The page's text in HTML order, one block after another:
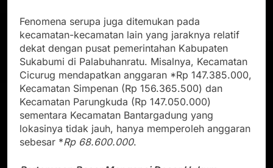
Fenomena serupa juga ditemukan pada
kecamatan-kecamatan lain yang jaraknya relatif
dekat dengan pusat pemerintahan Kabupaten
Sukabumi di Palabuhanratu. Misalnya, Kecamatan
Cicurug mendapatkan anggaran *Rp 147.385.000,
Kecamatan Simpenan (Rp 156.365.500) dan
Kecamatan Parungkuda (Rp 147.050.000)
sementara Kecamatan Bantargadung yang
lokasinya tidak jauh, hanya memperoleh anggaran
sebesar *Rp 68.600.000.